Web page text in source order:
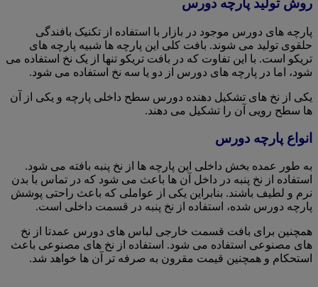
روش تولید پارچه دورس
پارچه های دورس موجود در بازار با استفاده از تکنیک بافندگی
حلقوی تولید می شوند. بافت کلی این پارچه ها شبیه پارچه های
تریکو است. با این تفاوت که در بافت تریکو تنها از یک نخ استفاده می
شود، اما در پارچه های دورس از دو یا سه نخ استفاده می شود.
یکی از نخ های تشکیل دهنده دورس سطح داخلی پارچه و یکی از آن
ها سطح رویی آن را تشکیل می دهند.
انواع پارچه دورس
به طور عمده بخش داخلی این پارچه ها از نخ پنبه بافته می شود.
استفاده از نخ پنبه در داخل آن ها باعث می شود که در تماس با بدن
نرم و لطیف باشند. بنابراین یکی از عواملی که باعث راحتی پوشش
پارچه دورس شده، استفاده از نخ پنبه در قسمت داخلی است.
همچنین برای بافت قسمت خارجی لباس های دورس عمدتا از نخ
های مصنوعی استفاده می شود. استفاده از نخ های مصنوعی باعث
استحکام و همچنین قیمت مقرون به صرفه تر آن ها خواهد شد.